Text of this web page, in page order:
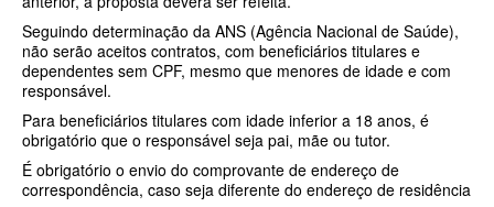
TRASMONTANO PLANO DE SAÚDE EMPRESARIAL
UNIHOSP PLANO DE SAÚDE EMPRESARIAL
UNIMED GUARULHOS PLANO DE SAÚDE EMPRESARIAL
ÚNICA PLANO DE SAÚDE EMPRESARIAL
GNDI PLANO DE SAÚDE INDIVIDUAL
INTERCLINICAS PLANO DE SAÚDE INDIVIDUAL
MEDICAL HEALTH PLANO DE SAÚDE INDIVIDUAL
MED TOUR PLANO DE SAÚDE INDIVIDUAL
Seguindo determinação da ANS (Agência Nacional de Saúde),
não serão aceitos contratos, com beneficiários titulares e
dependentes sem CPF, mesmo que menores de idade e com
responsável.
Para beneficiários titulares com idade inferior a 18 anos, é
obrigatório que o responsável seja pai, mãe ou tutor.
É obrigatório o envio do comprovante de endereço de
correspondência, caso seja diferente do endereço de residência